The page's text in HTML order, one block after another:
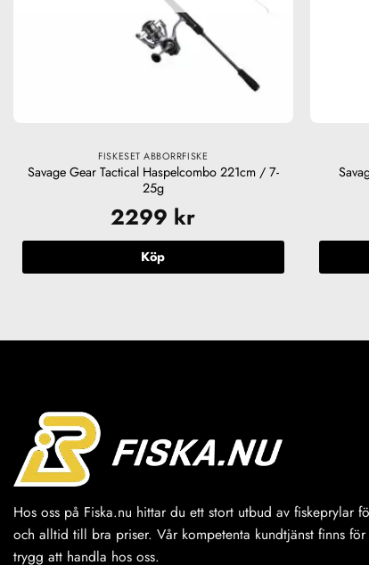
FISKESET ABBORRFISKE
Savage Gear Tactical Haspelcombo 221cm / 7-
25g
2299 kr
Köp
Hos oss på Fiska.nu hittar du ett stort utbud av
och alltid till bra priser. Vår kompetenta kundtjänst finns
trygg att handla hos oss.